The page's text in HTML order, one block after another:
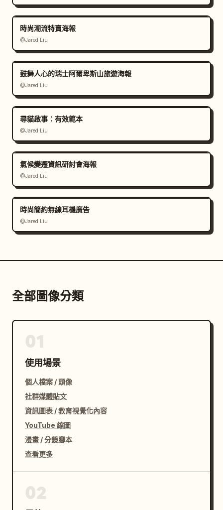
時尚潮流特賣海報
@Jared Liu
鼓舞人心的瑞士阿爾卑斯山旅遊海報
@Jared Liu
尋貓啟事：有效範本
@Jared Liu
氣候變遷資訊研討會海報
@Jared Liu
時尚簡約無線耳機廣告
@Jared Liu
全部圖像分類
使用場景
個人檔案 / 頭像
社群媒體貼文
資訊圖表 / 教育視覺化內容
YouTube 縮圖
漫畫 / 分鏡腳本
查看更多